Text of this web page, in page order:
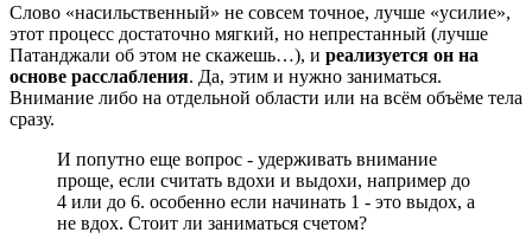
Слово «насильственный» не совсем точное, лучше «усилие»,
этот процесс достаточно мягкий, но непрестанный (лучше
Патанджали об этом не скажешь…), и реализуется он на
основе расслабления. Да, этим и нужно заниматься.
Внимание либо на отдельной области или на всём объёме тела
сразу.
И попутно еще вопрос - удерживать внимание
проще, если считать вдохи и выдохи, например до
4 или до 6. особенно если начинать 1 - это выдох, а
не вдох. Стоит ли заниматься счетом?